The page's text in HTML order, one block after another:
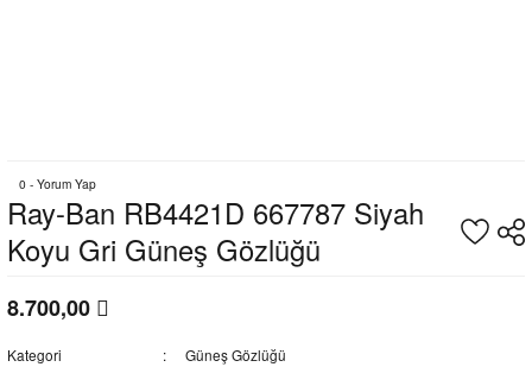
0 - Yorum Yap
Ray-Ban RB4421D 667787 Siyah
Koyu Gri Güneş Gözlüğü
8.700,00
Kategori
Güneş Gözlüğü